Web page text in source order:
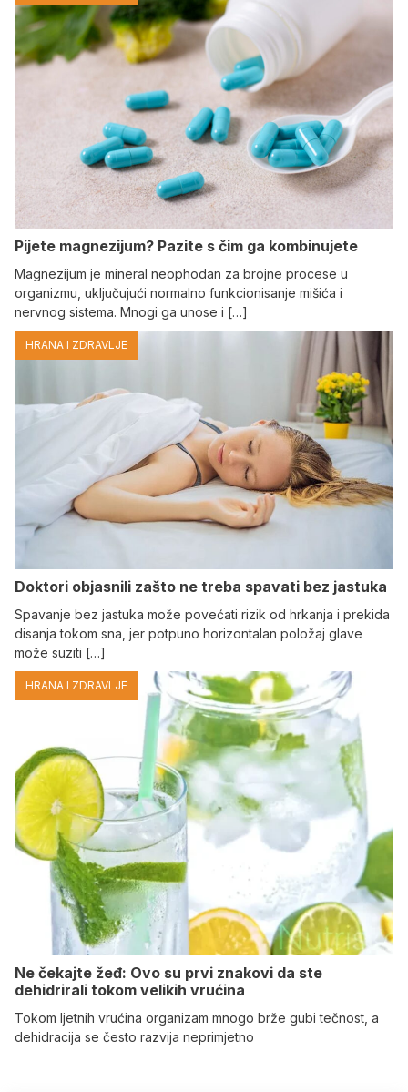
Pijete magnezijum? Pazite s čim ga kombinujete
Magnezijum je mineral neophodan za brojne procese u
organizmu, uključujući normalno funkcionisanje mišića i
nervnog sistema. Mnogi ga unose i […]
HRANA I ZDRAVLJE
Doktori objasnili zašto ne treba spavati bez jastuka
Spavanje bez jastuka može povećati rizik od hrkanja i prekida
disanja tokom sna, jer potpuno horizontalan položaj glave
može suziti […]
HRANA I ZDRAVLJE
Ne čekajte žeđ: Ovo su prvi znakovi da ste
dehidrirali tokom velikih vrućina
Tokom ljetnih vrućina organizam mnogo brže gubi tečnost, a
dehidracija se često razvija neprimjetno